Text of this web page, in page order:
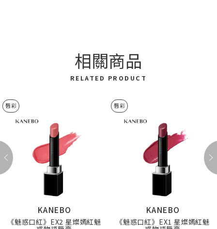
相關商品
RELATED PRODUCT
唇彩
KANEBO
《魅惑口紅》EX2 星燦嫣紅魅
唇彩
KANEBO
《魅惑口紅》EX1 星燦嫣紅魅